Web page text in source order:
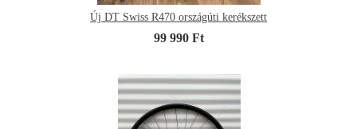
Új DT Swiss R470 országúti kerékszett
99 990 Ft